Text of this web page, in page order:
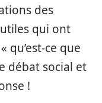
des
qui ont
qu’est-ce que
débat social et
!